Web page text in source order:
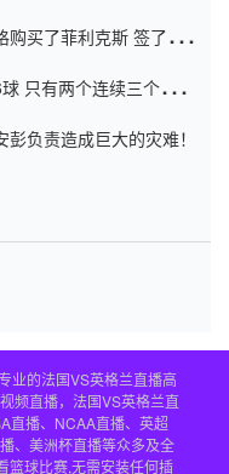
购买了菲利克斯 签了7年
只有两个连续三个连续
负责造成巨大的灾难！
业的法国VS英格兰直播高
频直播，法国VS英格兰直
直播、NCAA直播、英超
、美洲杯直播等众多及全
篮球比赛,无需安装任何插